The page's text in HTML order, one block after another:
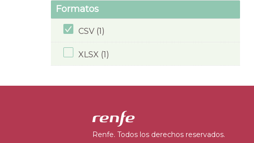
Formatos
CSV (1)
XLSX (1)
Renfe. Todos los derechos reservados.